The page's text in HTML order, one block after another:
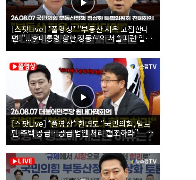
[스팟Live] *풀영상* "부동산 지옥 고집한다
면!"...李대통령 향한 장동혁의 서슬퍼런 일갈
| 26.08.07 국민의힘 부동산정책 정상화 특별
위원회 전체회의
[스팟Live] *풀영상* 한병도 “국민의힘, 말로
만 주택 공급…공급 법안 처리 협조하라”｜
26.08.07 더불어민주당 원내대책회의